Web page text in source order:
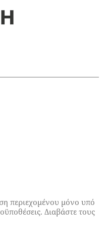
περιεχομένου μόνο υπό
Διαβάστε τους